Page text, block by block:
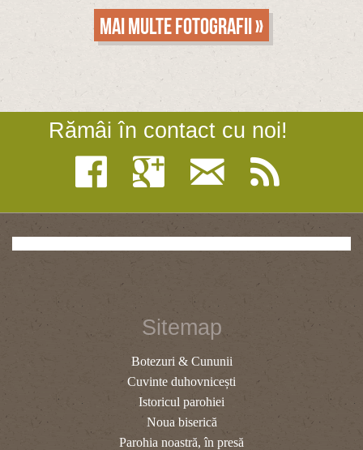
Mai multe fotografii »
Rămâi în contact cu noi!
Sitemap
Botezuri & Cununii
Cuvinte duhovnicești
Istoricul parohiei
Noua biserică
Parohia noastră, în presă